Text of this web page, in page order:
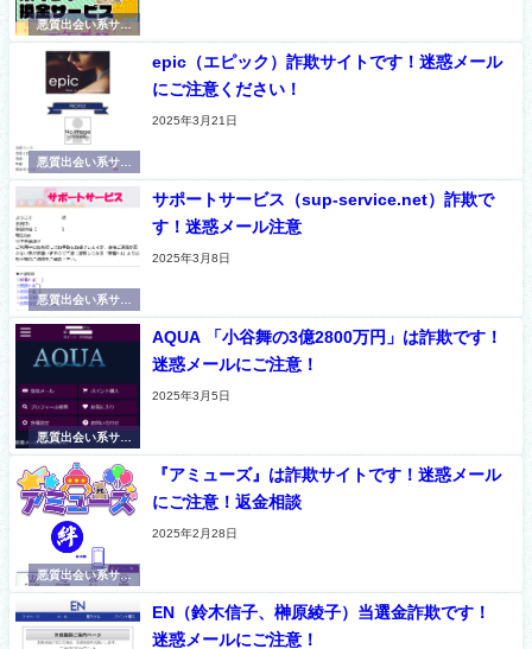
悪質出会い系サイ
ト
悪質出会い系サイ
ト
epic（エピック）詐欺サイトです！迷惑メール
にご注意ください！
2025年3月21日
悪質出会い系サイ
ト
サポートサービス（sup-service.net）詐欺で
す！迷惑メール注意
2025年3月8日
悪質出会い系サイ
ト
AQUA 「小谷舞の3億2800万円」は詐欺です！
迷惑メールにご注意！
2025年3月5日
悪質出会い系サイ
ト
『アミューズ』は詐欺サイトです！迷惑メール
にご注意！返金相談
2025年2月28日
EN（鈴木信子、榊原綾子）当選金詐欺です！
迷惑メールにご注意！